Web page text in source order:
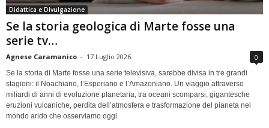
Didattica e Divulgazione
Se la storia geologica di Marte fosse una
serie tv…
Agnese Caramanico - 17 Luglio 2026 0
Se la storia di Marte fosse una serie televisiva, sarebbe divisa in tre grandi
stagioni: il Noachiano, l’Esperiano e l’Amazoniano. Un viaggio attraverso
miliardi di anni di evoluzione planetaria, tra oceani scomparsi, gigantesche
eruzioni vulcaniche, perdita dell’atmosfera e trasformazione del pianeta nel
mondo arido che osserviamo oggi.